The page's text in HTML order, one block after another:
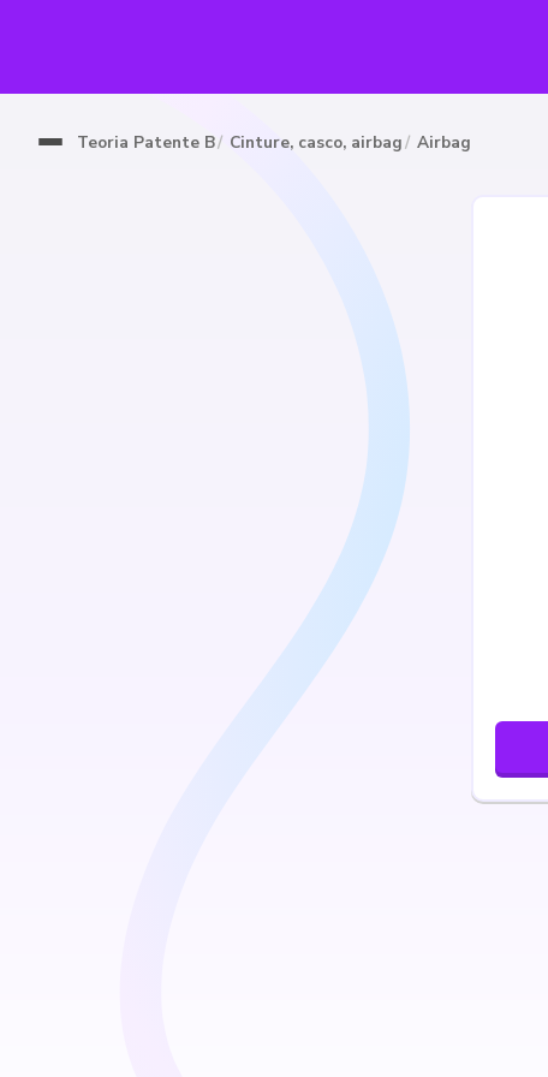
Teoria Patente B Cinture, casco, airbag Airbag